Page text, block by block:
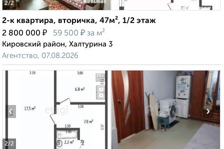
2/2
2-к квартира, вторичка, 47м², 1/2 этаж
2 800 000 ₽ 59 500 ₽ за м²
Кировский район, Халтурина 3
Агентство, 07.08.2026
2/2
‹ ›